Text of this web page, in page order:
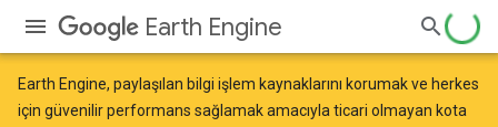
Earth Engine
Earth Engine, paylaşılan bilgi işlem kaynaklarını korumak ve herkes
için güvenilir performans sağlamak amacıyla ticari olmayan kota